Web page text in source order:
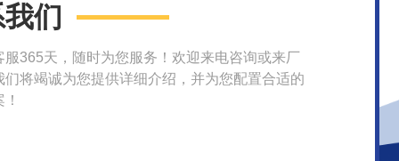
们
服365天，随时为您服务！欢迎来电咨询或来厂
们将竭诚为您提供详细介绍，并为您配置合适的